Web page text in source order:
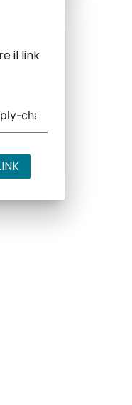
il link